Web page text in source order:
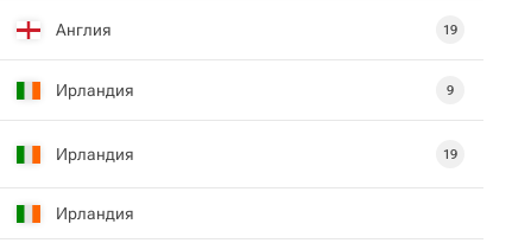
Англия 19
Ирландия 9
Ирландия 19
Ирландия